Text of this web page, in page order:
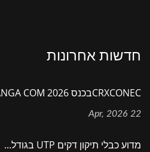
חדשות אחרונות
CRXCONECבכנס ANGA COM 2026 בקלן
22 Apr, 2026
מדוע כבלי תיקון דקים UTP בגודל...